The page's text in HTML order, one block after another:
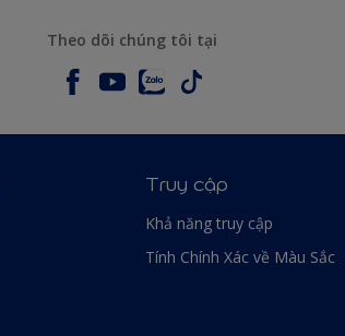
Theo dõi chúng tôi tại
Truy cập
Khả năng truy cập
Tính Chính Xác về Màu Sắc